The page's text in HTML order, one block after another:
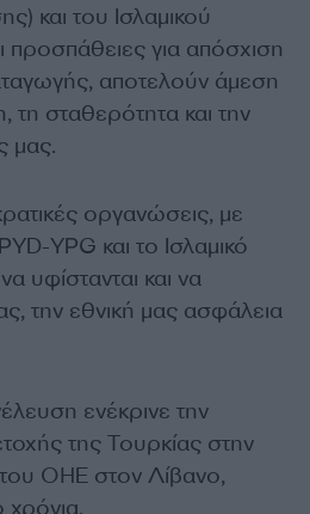
και του Ισλαμικού
προσπάθειες για απόσχιση
αποτελούν άμεση
τη σταθερότητα και την
μας.
οργανώσεις, με
YPG και το Ισλαμικό
υφίστανται και να
την εθνική μας ασφάλεια
ενέκρινε την
της Τουρκίας στην
ΟΗΕ στον Λίβανο,
χρόνια.